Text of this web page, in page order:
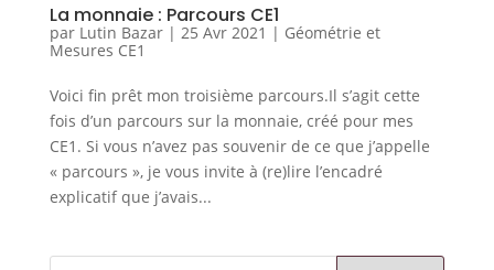
La monnaie : Parcours CE1
par Lutin Bazar| 25 Avr 2021 | Géométrie et
Mesures CE1
Voici fin prêt mon troisième parcours.Il s’agit cette
fois d’un parcours sur la monnaie, créé pour mes
CE1. Si vous n’avez pas souvenir de ce que j’appelle
« parcours », je vous invite à (re)lire l’encadré
explicatif que j’avais...